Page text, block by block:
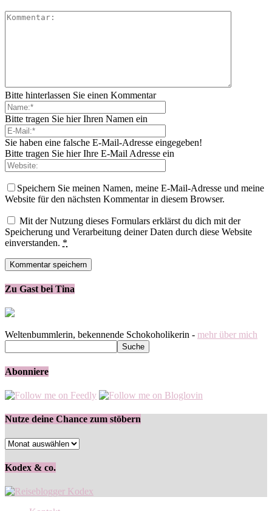
Bitte hinterlassen Sie einen Kommentar
Bitte tragen Sie hier Ihren Namen ein
Sie haben eine falsche E-Mail-Adresse eingegeben!
Bitte tragen Sie hier Ihre E-Mail Adresse ein
Speichern Sie meinen Namen, meine E-Mail-Adresse und meine
Website für den nächsten Kommentar in diesem Browser.
Mit der Nutzung dieses Formulars erklärst du dich mit der
Speicherung und Verarbeitung deiner Daten durch diese Website
einverstanden. *
Zu Gast bei Tina
Weltenbummlerin, bekennende Schokoholikerin - mehr über mich
Abonniere
Nutze deine Chance zum stöbern
Nutze
Chance
zum
stöbern
Kodex & co.